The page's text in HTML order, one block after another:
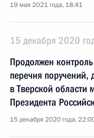
19 мая 2021 года, 18:41
15 декабря 2020
Продолжен
перечня поручений,
в Тверской
Президента
15 декабря 2020 года,